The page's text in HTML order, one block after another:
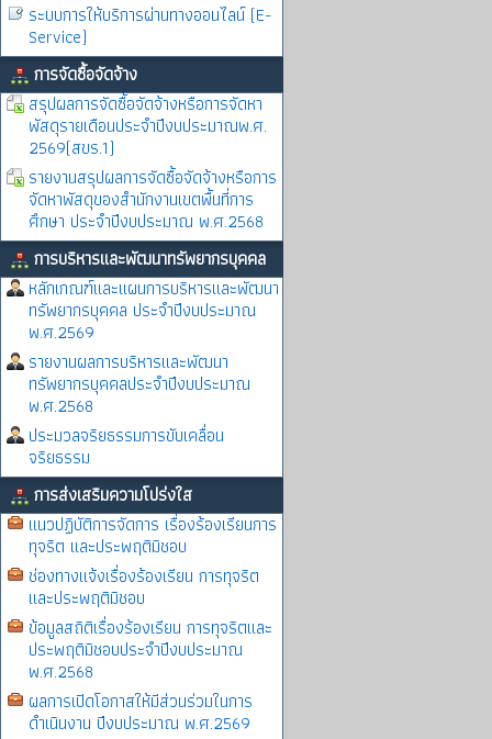
ระบบการให้บริการผ่านทางออนไลน์ (E-
Service)
การจัดซื้อจัดจ้าง
สรุปผลการจัดซื้อจัดจ้างหรือการจัดหา
พัสดุรายเดือนประจำปีงบประมาณพ.ศ.
2569(สขร.1)
รายงานสรุปผลการจัดซื้อจัดจ้างหรือการ
จัดหาพัสดุของสำนักงานเขตพื้นที่การ
ศึกษา ประจำปีงบประมาณ พ.ศ.2568
การบริหารและพัฒนาทรัพยากรบุคคล
หลักเกณฑ์และแผนการบริหารและพัฒนา
ทรัพยากรบุคคล ประจำปีงบประมาณ
พ.ศ.2569
รายงานผลการบริหารและพัฒนา
ทรัพยากรบุคคลประจำปีงบประมาณ
พ.ศ.2568
ประมวลจริยธรรมการขับเคลื่อน
จริยธรรม
การส่งเสริมความโปร่งใส
แนวปฏิบัติการจัดการ เรื่องร้องเรียนการ
ทุจริต และประพฤติมิชอบ
ช่องทางแจ้งเรื่องร้องเรียน การทุจริต
และประพฤติมิชอบ
ข้อมูลสถิติเรื่องร้องเรียน การทุจริตและ
ประพฤติมิชอบประจำปีงบประมาณ
พ.ศ.2568
ผลการเปิดโอกาสให้มีส่วนร่วมในการ
ดำเนินงาน ปีงบประมาณ พ.ศ.2569